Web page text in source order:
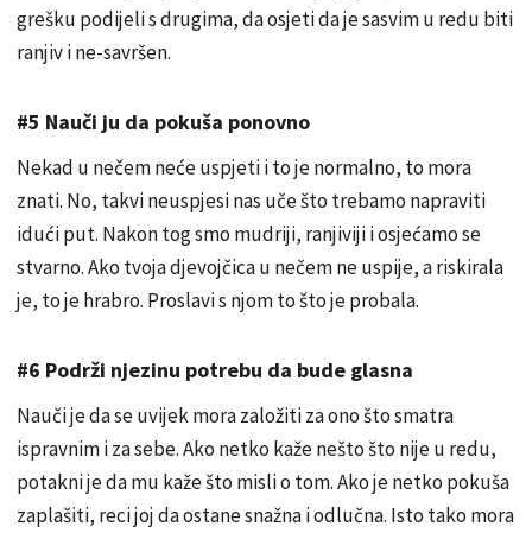
grešku podijeli s drugima, da osjeti da je sasvim u redu biti
ranjiv i ne-savršen.
#5 Nauči ju da pokuša ponovno
Nekad u nečem neće uspjeti i to je normalno, to mora
znati. No, takvi neuspjesi nas uče što trebamo napraviti
idući put. Nakon tog smo mudriji, ranjiviji i osjećamo se
stvarno. Ako tvoja djevojčica u nečem ne uspije, a riskirala
je, to je hrabro. Proslavi s njom to što je probala.
#6 Podrži njezinu potrebu da bude glasna
Nauči je da se uvijek mora založiti za ono što smatra
ispravnim i za sebe. Ako netko kaže nešto što nije u redu,
potakni je da mu kaže što misli o tom. Ako je netko pokuša
zaplašiti, reci joj da ostane snažna i odlučna. Isto tako mora